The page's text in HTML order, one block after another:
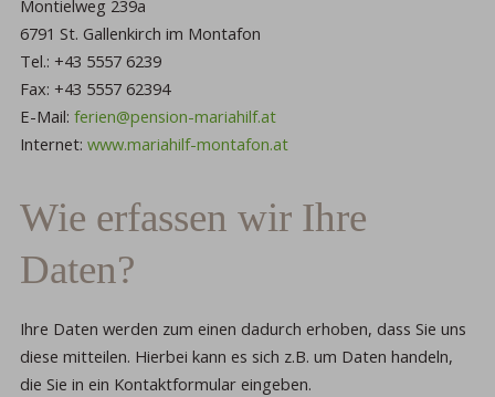
Montielweg 239a
6791 St. Gallenkirch im Montafon
Tel.: +43 5557 6239
Fax: +43 5557 62394
E-Mail:ferien@pension-mariahilf.at
Internet:www.mariahilf-montafon.at
Wie erfassen wir Ihre
Daten?
Ihre Daten werden zum einen dadurch erhoben, dass Sie uns
diese mitteilen. Hierbei kann es sich z.B. um Daten handeln,
die Sie in ein Kontaktformular eingeben.